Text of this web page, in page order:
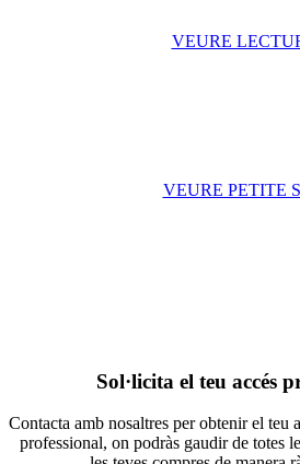
VEURE
VEURE PETITE
Sol·licita el teu accés
Contacta amb nosaltres per obtenir el teu
professional, on podràs gaudir de totes